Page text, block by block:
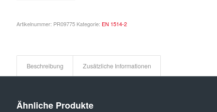
Artikelnummer: PR09775 Kategorie: EN 1514-2
Beschreibung Zusätzliche Informationen
Ähnliche Produkte